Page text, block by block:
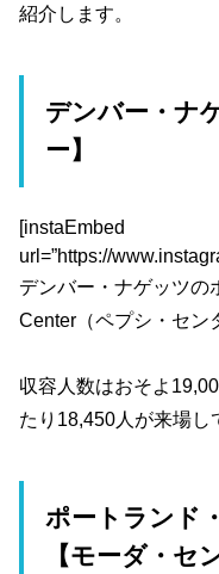
紹介します。
デンバー・ナ
ー】
[instaEmbed
url=”https://
デンバー・ナゲッツの
Center（ペプシ・セン
収容人数はおそよ
たり18,450人が来場し
ポートランド
【モーダ・セ